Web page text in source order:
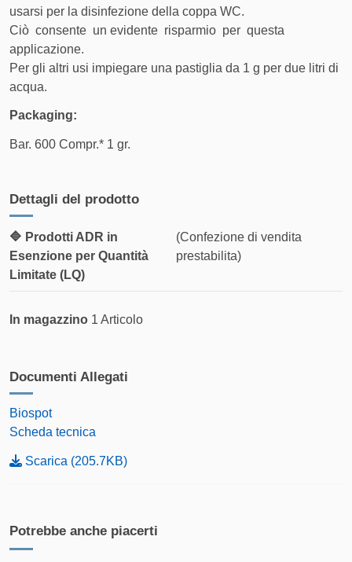
COSTO DI
Da 50.1 kg a 100.1 kg
Trasporto Tracciato su
FASCIA DI PESO
usarsi per la disinfezione della coppa WC.
Ciò consente un evidente risparmio per questa
applicazione.
Per gli altri usi impiegare una pastiglia da 1 g per due litri di
acqua.
Packaging:
Bar. 600 Compr.* 1 gr.
Dettagli del prodotto
🔷 Prodotti ADR in
Esenzione per Quantità
Limitate (LQ)
(Confezione di vendita
prestabilita)
In magazzino 1 Articolo
Documenti Allegati
Biospot
Scheda tecnica
Scarica (205.7KB)
Potrebbe anche piacerti